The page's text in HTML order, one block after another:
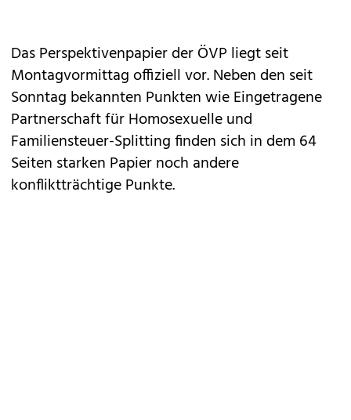
Das Perspektivenpapier der ÖVP liegt seit
Montagvormittag offiziell vor. Neben den seit
Sonntag bekannten Punkten wie Eingetragene
Partnerschaft für Homosexuelle und
Familiensteuer-Splitting finden sich in dem 64
Seiten starken Papier noch andere
konfliktträchtige Punkte.